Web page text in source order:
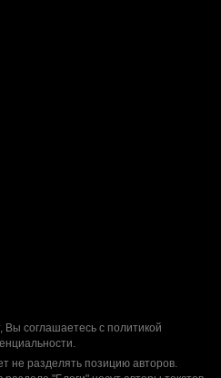
Вы соглашаетесь с политикой
.
не разделять позицию авторов.